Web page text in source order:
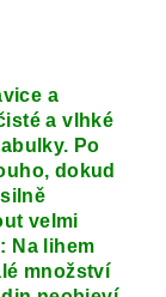
a
a vlhké
Po
dokud
velmi
Na lihem
množství